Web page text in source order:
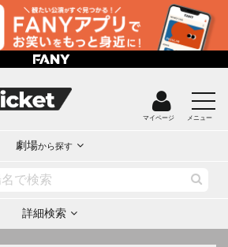
マイページ メニュー
劇場から探す
詳細検索